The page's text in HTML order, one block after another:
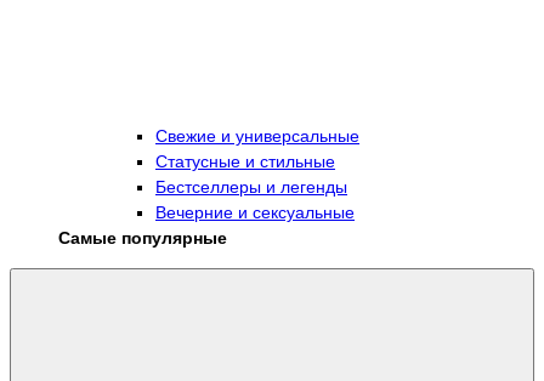
Свежие и универсальные
Статусные и стильные
Бестселлеры и легенды
Вечерние и сексуальные
Самые популярные